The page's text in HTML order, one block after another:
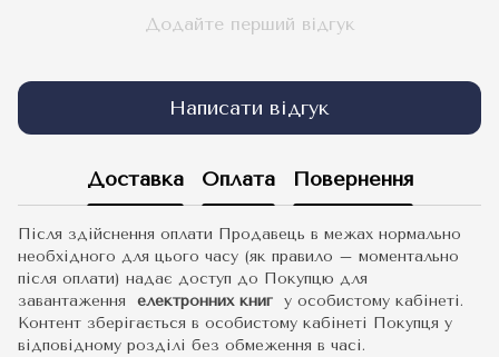
Додайте перший відгук
Написати відгук
Доставка Оплата Повернення
Після здійснення оплати Продавець в межах нормально
необхідного для цього часу (як правило – моментально
після оплати) надає доступ до Покупцю для
завантаження електронних книг у особистому кабінеті.
Контент зберігається в особистому кабінеті Покупця у
відповідному розділі без обмеження в часі.